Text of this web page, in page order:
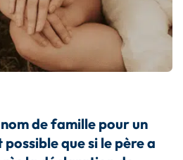
de famille pour un
possibleque si le père a